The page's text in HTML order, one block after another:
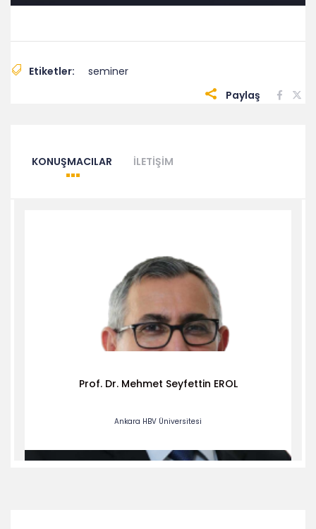
Etiketler:
seminer
Paylaş
KONUŞMACILAR İLETIŞIM
Prof. Dr. Mehmet Seyfettin EROL
Ankara HBV Üniversitesi